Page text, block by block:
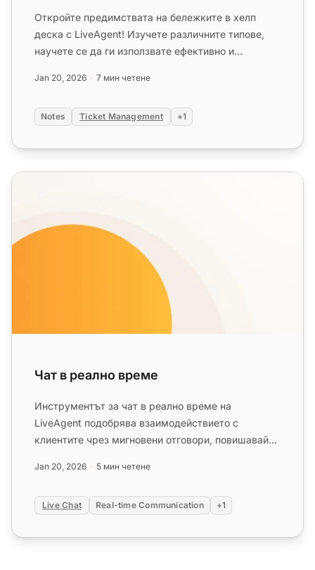
Откройте предимствата на бележките в хелп
деска с LiveAgent! Изучете различните типове,
научете се да ги използвате ефективно и
Jan 20, 2026 7 мин четене
Notes Ticket Management +1
Чат в реално време
Чат в реално време
Инструментът за чат в реално време на
LiveAgent подобрява взаимодействието с
клиентите чрез мигновени отговори, повишавайки
Jan 20, 2026 5 мин четене
Live Chat Real-time Communication +1